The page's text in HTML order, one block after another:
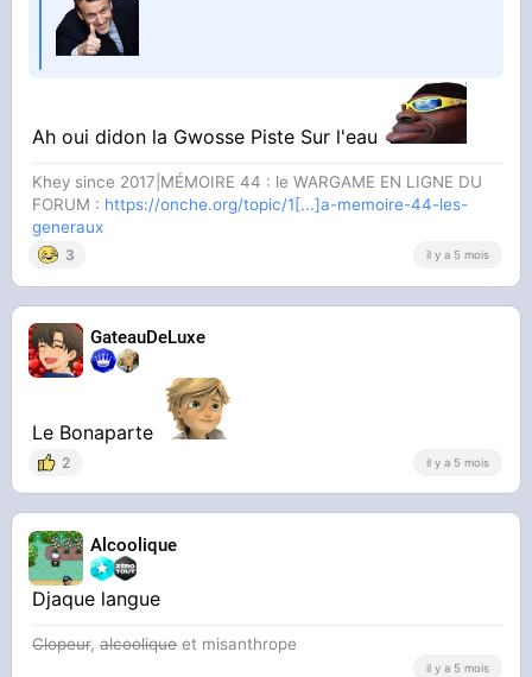
Ah oui didon la Gwosse Piste Sur l'eau
Khey since 2017|MÉMOIRE 44 : le WARGAME EN LIGNE DU
FORUM : https://onche.org/topic/1[...]a-memoire-44-les-
generaux
3 il y a 5 mois
GateauDeLuxe
Le Bonaparte
2 il y a 5 mois
Alcoolique
Djaque langue
Clopeur,alcooliqueet misanthrope
il y a 5 mois